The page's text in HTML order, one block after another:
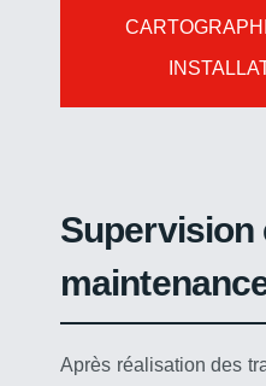
Supervision
Après réalisation des